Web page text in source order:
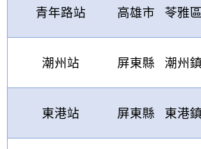
青年路站 高雄市 苓雅區
潮州站 屏東縣 潮州鎮
東港站 屏東縣 東港鎮